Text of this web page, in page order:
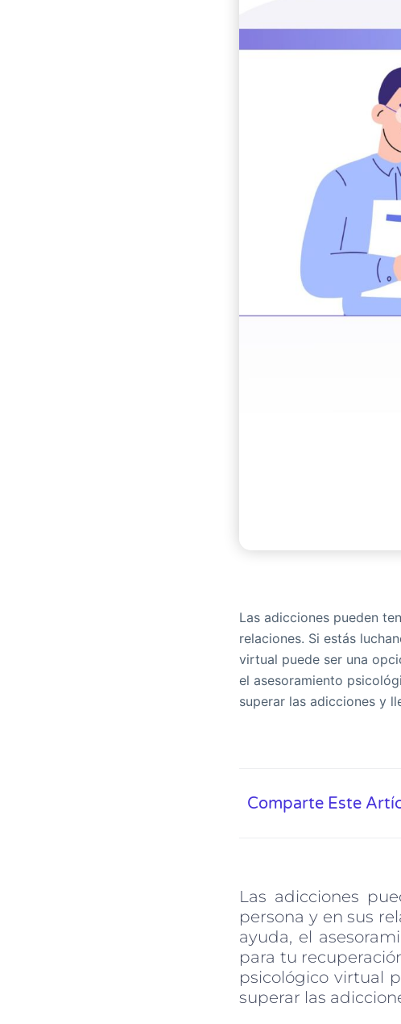
Las adicciones pueden
relaciones. Si estás
virtual puede ser una
el asesoramiento
superar las adicciones y
Comparte Este
Las adicciones
persona y en sus
ayuda, el
para tu
psicológico virtual
superar las